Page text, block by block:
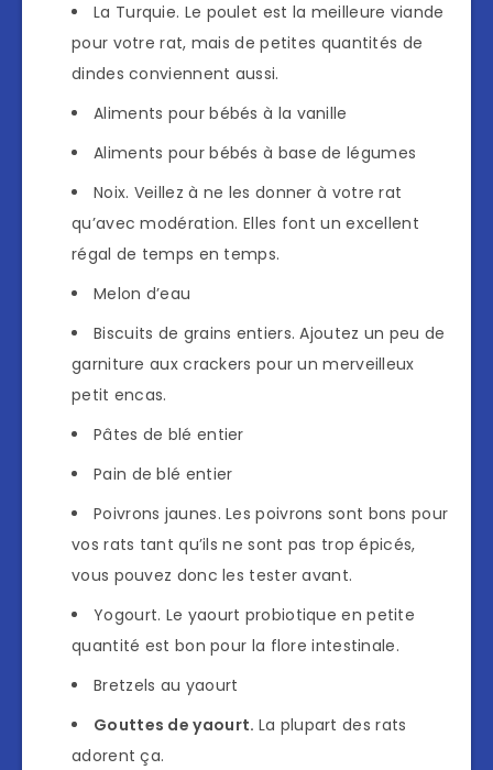
La Turquie. Le poulet est la meilleure viande
pour votre rat, mais de petites quantités de
dindes conviennent aussi.
Aliments pour bébés à la vanille
Aliments pour bébés à base de légumes
Noix. Veillez à ne les donner à votre rat
qu’avec modération. Elles font un excellent
régal de temps en temps.
Melon d’eau
Biscuits de grains entiers. Ajoutez un peu de
garniture aux crackers pour un merveilleux
petit encas.
Pâtes de blé entier
Pain de blé entier
Poivrons jaunes. Les poivrons sont bons pour
vos rats tant qu’ils ne sont pas trop épicés,
vous pouvez donc les tester avant.
Yogourt. Le yaourt probiotique en petite
quantité est bon pour la flore intestinale.
Bretzels au yaourt
Gouttes de yaourt. La plupart des rats
adorent ça.